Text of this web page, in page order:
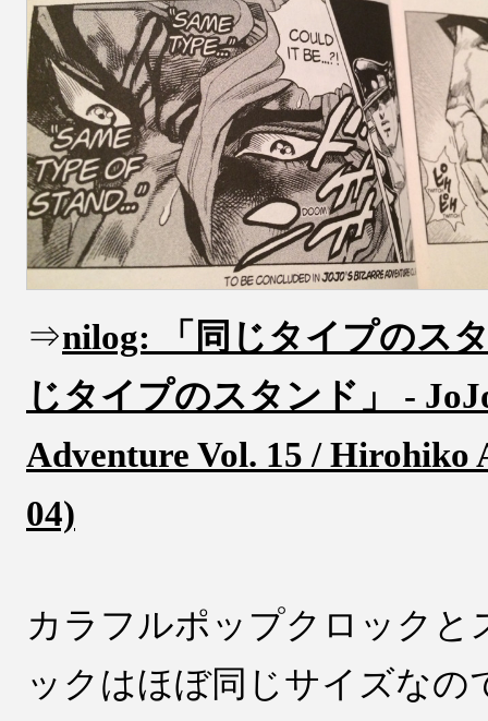
⇒nilog: 「同じタイプのス
じタイプのスタンド」 -
Adventure Vol. 15 / Hirohiko
04)
カラフルポップクロックと
ックはほぼ同じサイズなの